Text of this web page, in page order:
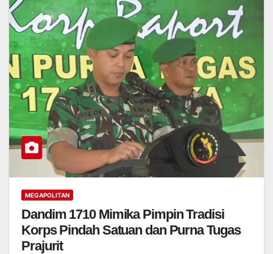
MEGAPOLITAN
Dandim 1710 Mimika Pimpin Tradisi
Korps Pindah Satuan dan Purna Tugas
Prajurit